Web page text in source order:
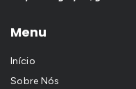
Menu
Início
Sobre Nós